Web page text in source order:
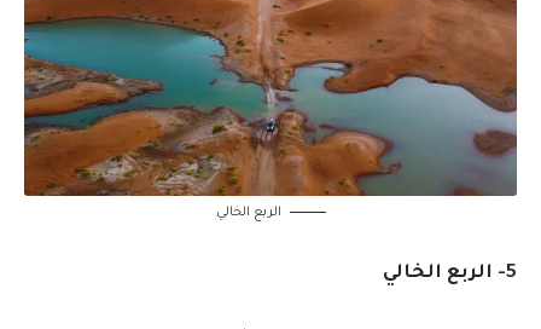
الربع الخالي
5- الربع الخالي